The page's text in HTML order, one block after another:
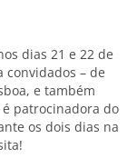
dias 21 e 22 de
– de
e também
patrocinadora do
os dois dias na